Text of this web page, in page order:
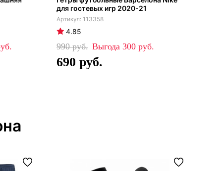
для гостевых игр 2020-21
113358
4.85
990 300
690